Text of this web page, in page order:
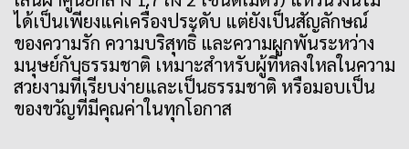
ได้เป็นเพียงแค่เครื่องประดับ แต่ยังเป็นสัญลักษณ์
ของความรัก ความบริสุทธิ์ และความผูกพันระหว่าง
มนุษย์กับธรรมชาติ เหมาะสำหรับผู้ที่หลงใหลในความ
สวยงามที่เรียบง่ายและเป็นธรรมชาติ หรือมอบเป็น
ของขวัญที่มีคุณค่าในทุกโอกาส